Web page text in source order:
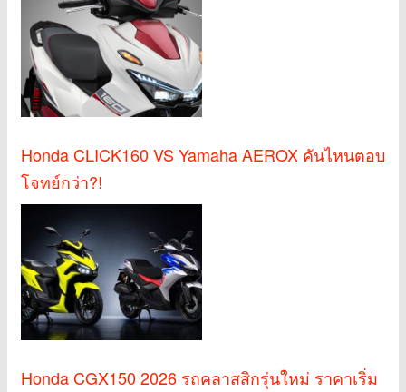
Honda CLICK160 VS Yamaha AEROX คันไหนตอบ
โจทย์กว่า?!
Honda CGX150 2026 รถคลาสสิกรุ่นใหม่ ราคาเริ่ม